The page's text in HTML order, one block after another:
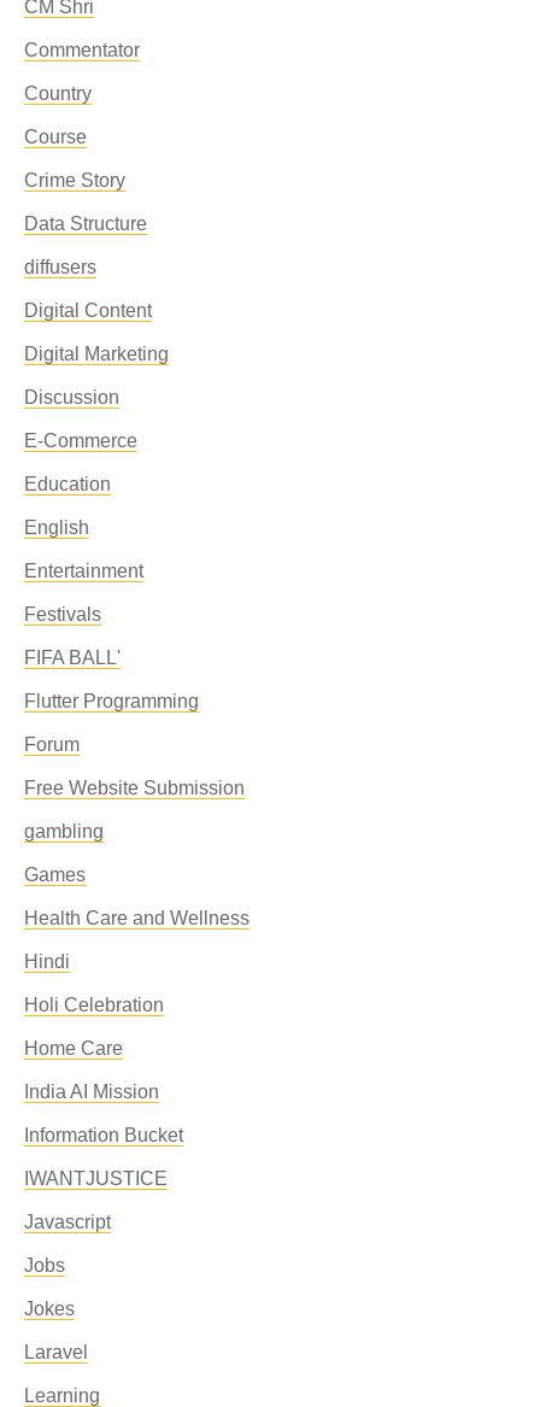
CM Shri
Commentator
Country
Course
Crime Story
Data Structure
diffusers
Digital Content
Digital Marketing
Discussion
E-Commerce
Education
English
Entertainment
Festivals
FIFA BALL'
Flutter Programming
Forum
Free Website Submission
gambling
Games
Health Care and Wellness
Hindi
Holi Celebration
Home Care
India AI Mission
Information Bucket
IWANTJUSTICE
Javascript
Jobs
Jokes
Laravel
Learning